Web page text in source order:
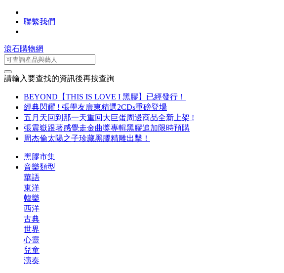
聯繫我們
滾石購物網
請輸入要查找的資訊後再按查詢
BEYOND【THIS IS LOVE I 黑膠】已經發行！
經典閃耀 ! 張學友廣東精選2CDs重磅登場
五月天回到那一天重回大巨蛋周邊商品全新上架 !
張震嶽跟著感覺走金曲獎專輯黑膠追加限時預購
周杰倫太陽之子珍藏黑膠精雕出擊！
黑膠市集
音樂類型
華語
東洋
韓樂
西洋
古典
世界
心靈
兒童
演奏